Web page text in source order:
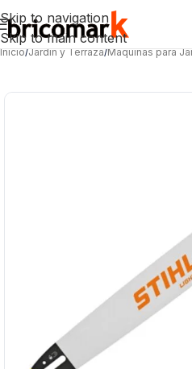
Skip to navigation
Skip to main content
Inicio/Jardín y Terraza/Máquinas para